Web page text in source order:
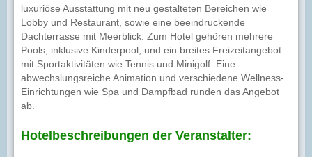
luxuriöse Ausstattung mit neu gestalteten Bereichen wie
Lobby und Restaurant, sowie eine beeindruckende
Dachterrasse mit Meerblick. Zum Hotel gehören mehrere
Pools, inklusive Kinderpool, und ein breites Freizeitangebot
mit Sportaktivitäten wie Tennis und Minigolf. Eine
abwechslungsreiche Animation und verschiedene Wellness-
Einrichtungen wie Spa und Dampfbad runden das Angebot
ab.
Hotelbeschreibungen der Veranstalter: